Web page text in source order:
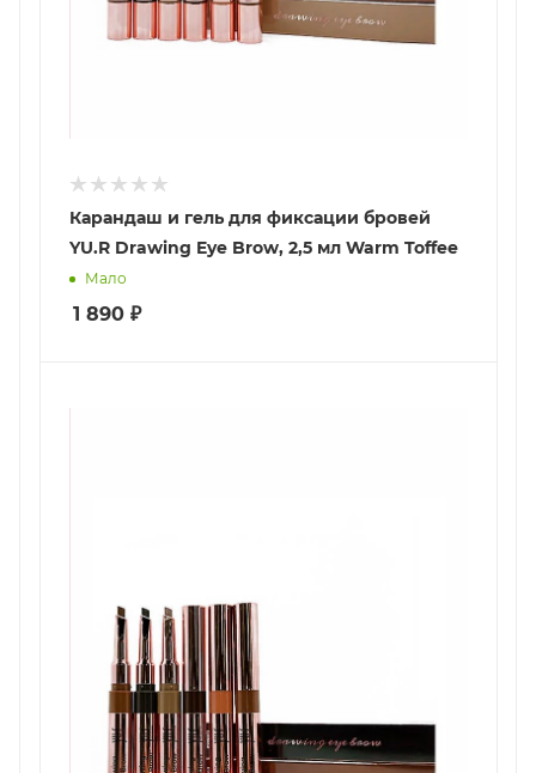
Карандаш и гель для фиксации бровей
YU.R Drawing Eye Brow, 2,5 мл Warm Toffee
Мало
1 890 ₽